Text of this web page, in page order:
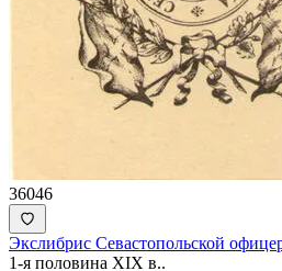
36046
Экслибрис Севастопольской
1-я половина ХIХ в..